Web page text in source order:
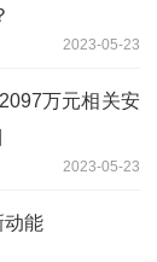
2023-05-23
万元相关安
2023-05-23
动能